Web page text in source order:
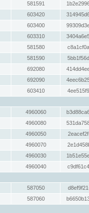
581591
603420
603400
603310
581580
581590
692080
692090
603410
4960060
4960080
4960050
4960070
4960030
4960040
587050
587060